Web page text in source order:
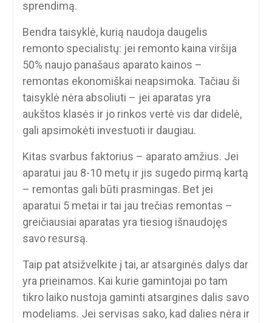
sprendimą.
Bendra taisyklė, kurią naudoja daugelis
remonto specialistų: jei remonto kaina viršija
50% naujo panašaus aparato kainos –
remontas ekonomiškai neapsimoka. Tačiau ši
taisyklė nėra absoliuti – jei aparatas yra
aukštos klasės ir jo rinkos vertė vis dar didelė,
gali apsimokėti investuoti ir daugiau.
Kitas svarbus faktorius – aparato amžius. Jei
aparatui jau 8-10 metų ir jis sugedo pirmą kartą
– remontas gali būti prasmingas. Bet jei
aparatui 5 metai ir tai jau trečias remontas –
greičiausiai aparatas yra tiesiog išnaudojęs
savo resursą.
Taip pat atsižvelkite į tai, ar atsarginės dalys dar
yra prieinamos. Kai kurie gamintojai po tam
tikro laiko nustoja gaminti atsargines dalis savo
modeliams. Jei servisas sako, kad dalies nėra ir